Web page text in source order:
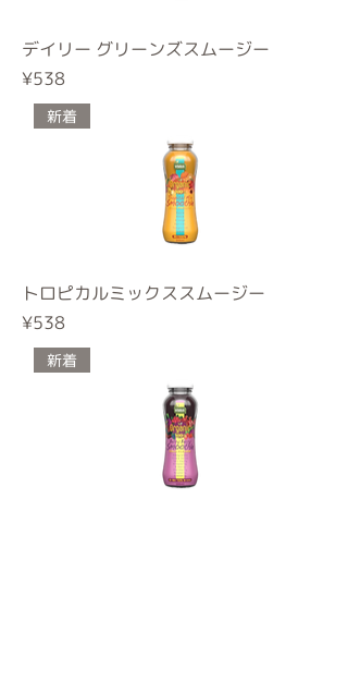
デイリー グリーンズスムージー
Price
¥538
新着
トロピカルミックススムージー
Price
¥538
新着